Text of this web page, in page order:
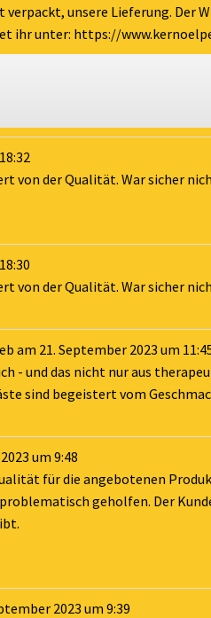
unsere Lieferung.
ihr unter: https://
18:32
von der Qualität. War sicher
18:30
von der Qualität. War sicher
am 21. September 2023 um
- und das nicht nur aus
sind begeistert vom
um 9:48
für die angebotenen
geholfen. Der
2023 um 9:39